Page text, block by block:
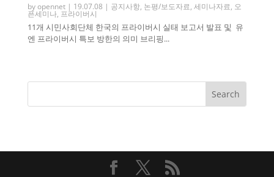
byopennet| 19.07.08 | 공지사항, 논평/보도자료, 세미나자료, 오
픈세미나, 프라이버시
11개 시민사회단체 한국의 프라이버시 실태 보고서 발표 및 유
엔 프라이버시 특보 방한의 의미 브리핑...